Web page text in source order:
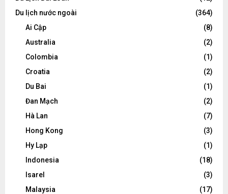
Du lịch nước ngoài
(364)
Ai Cập
(8)
Australia
(2)
Colombia
(1)
Croatia
(2)
Du Bai
(1)
Đan Mạch
(2)
Hà Lan
(7)
Hong Kong
(3)
Hy Lạp
(1)
Indonesia
(18)
Isarel
(3)
Malaysia
(17)